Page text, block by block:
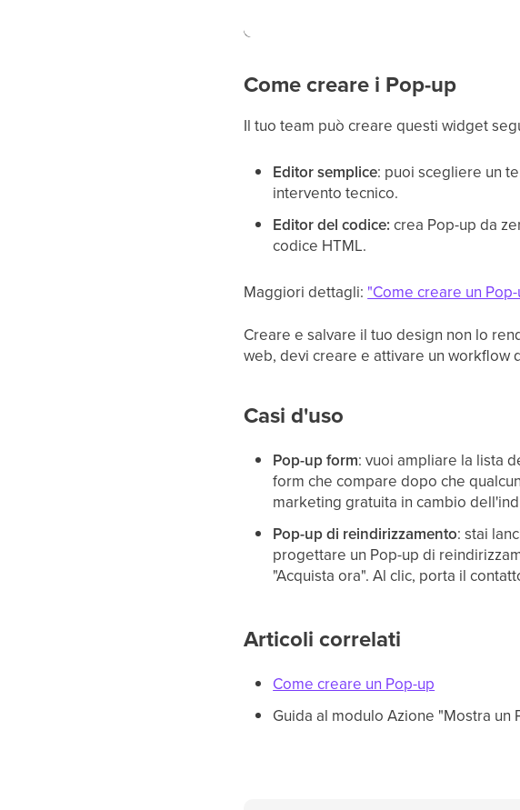
Come creare i Pop-up
Il tuo team può creare questi widget
Editor semplice: puoi scegliere un
intervento tecnico.
Editor del codice: crea Pop-up da
codice HTML.
Maggiori dettagli: "Come creare un
Creare e salvare il tuo design non lo
web, devi creare e attivare un workflow
Casi d'uso
Pop-up form: vuoi ampliare la lista
form che compare dopo che
marketing gratuita in cambio
Pop-up di reindirizzamento: stai
progettare un Pop-up di
"Acquista ora". Al clic, porta il
Articoli correlati
Come creare un Pop-up
Guida al modulo Azione "Mostra un